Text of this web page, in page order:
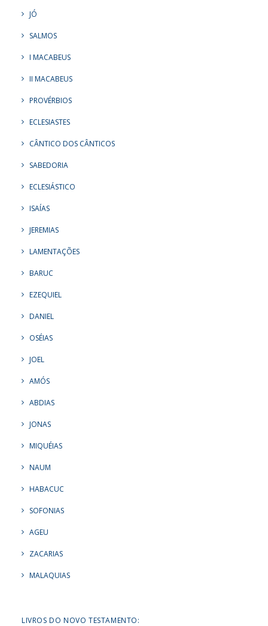
JÓ
SALMOS
I MACABEUS
II MACABEUS
PROVÉRBIOS
ECLESIASTES
CÂNTICO DOS CÂNTICOS
SABEDORIA
ECLESIÁSTICO
ISAÍAS
JEREMIAS
LAMENTAÇÕES
BARUC
EZEQUIEL
DANIEL
OSÉIAS
JOEL
AMÓS
ABDIAS
JONAS
MIQUÉIAS
NAUM
HABACUC
SOFONIAS
AGEU
ZACARIAS
MALAQUIAS
LIVROS DO NOVO TESTAMENTO: